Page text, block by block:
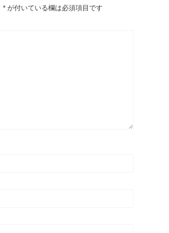
* が付いている欄は必須項目です